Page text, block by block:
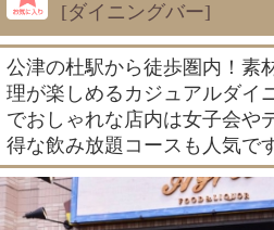
[ダイニングバー]
公津の杜駅から徒歩圏内！素
理が楽しめるカジュアルダイ
でおしゃれな店内は女子会や
得な飲み放題コースも人気で